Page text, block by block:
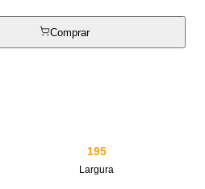
Comprar
195
Largura